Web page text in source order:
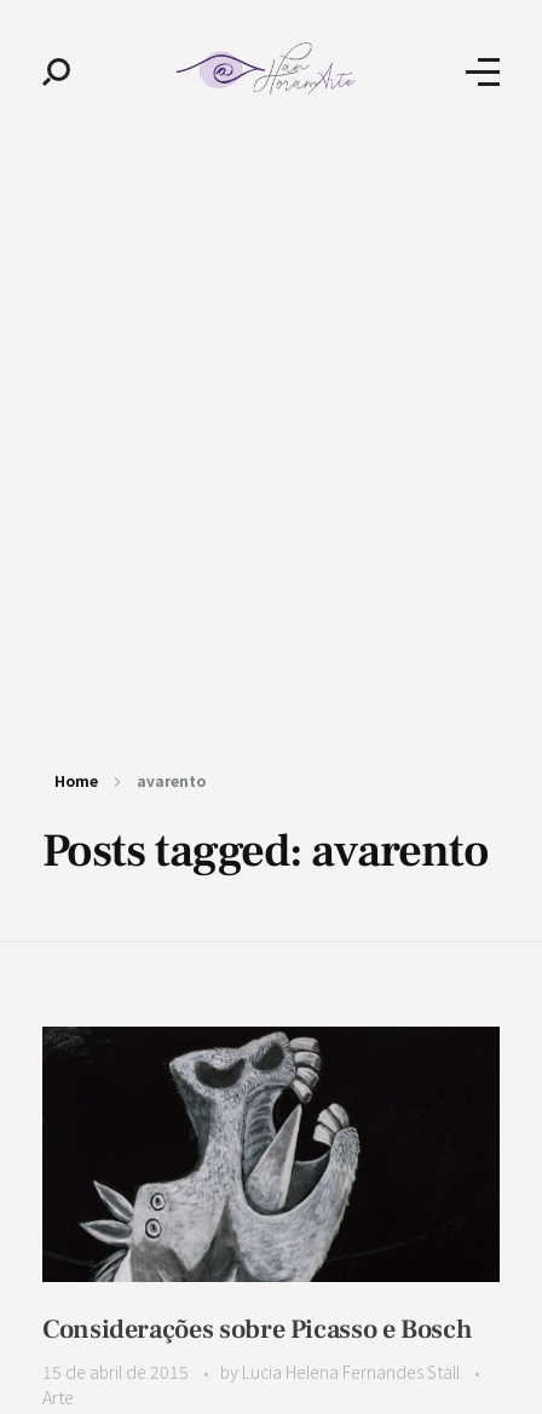
Home avarento
Posts tagged: avarento
Considerações sobre Picasso e Bosch
15 de abril de 2015 by Lucia Helena Fernandes Stall
Arte